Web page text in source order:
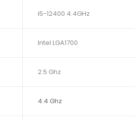
i5-12400 4.4GHz
Intel LGA1700
2.5 Ghz
4.4 Ghz